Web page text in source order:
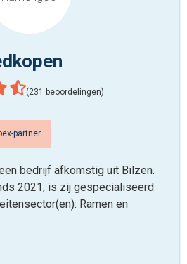
(231 beoordelingen)
partner
bedrijf afkomstig uit Bilzen.
2021, is zij gespecialiseerd
Ramen en